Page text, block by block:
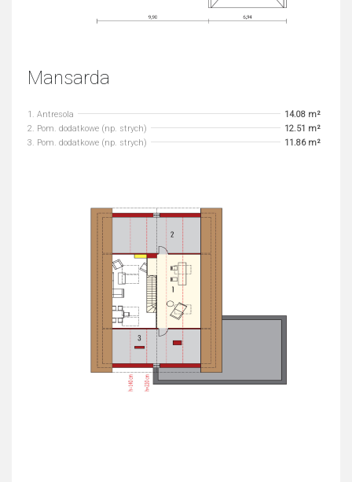
Mansarda
1. Antresola
14.08 m²
2. Pom. dodatkowe (np. strych)
12.51 m²
3. Pom. dodatkowe (np. strych)
11.86 m²